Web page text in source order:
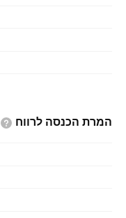
המרת הכנסה לרווח